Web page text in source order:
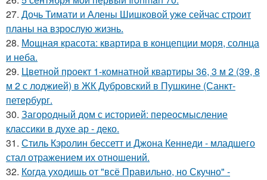
27. Дочь Тимати и Алены Шишковой уже сейчас строит
планы на взрослую жизнь.
28. Мощная красота: квартира в концепции моря, солнца
и неба.
29. Цветной проект 1-комнатной квартиры 36, 3 м 2 (39, 8
м 2 с лоджией) в ЖК Дубровский в Пушкине (Санкт-
петербург.
30. Загородный дом с историей: переосмысление
классики в духе ар - деко.
31. Стиль Кэролин бессетт и Джона Кеннеди - младшего
стал отражением их отношений.
32. Когда уходишь от "всё Правильно, но Скучно" -